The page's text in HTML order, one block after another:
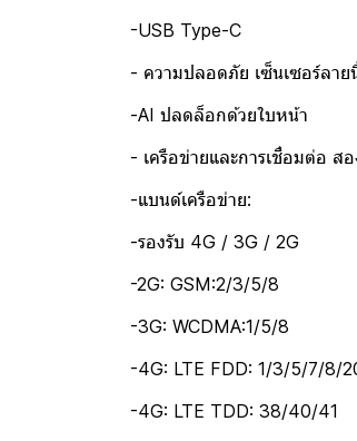
-USB Type-C
- ความปลอดภัย เซ็นเซอร์ลาย
-AI ปลดล็อกด้วยใบหน้า
- เครือข่ายและการเชื่อมต่อ ส
-แบนด์เครือข่าย:
-รองรับ 4G / 3G / 2G
-2G: GSM:2/3/5/8
-3G: WCDMA:1/5/8
-4G: LTE FDD: 1/3/5/7/8/
-4G: LTE TDD: 38/40/41